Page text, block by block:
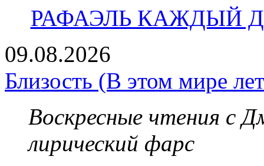
РАФАЭЛЬ КАЖДЫЙ
09.08.2026
Близость (В этом мире
Воскресные чтения с
лирический фарс